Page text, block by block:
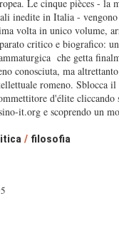
Le cinque pièces - la
inedite in Italia -
volta in unico volume,
critico e biografico:
che getta
conosciuta, ma
romeno. Sblocca il
d'élite cliccando
it.org e scoprendo un
/ filosofia